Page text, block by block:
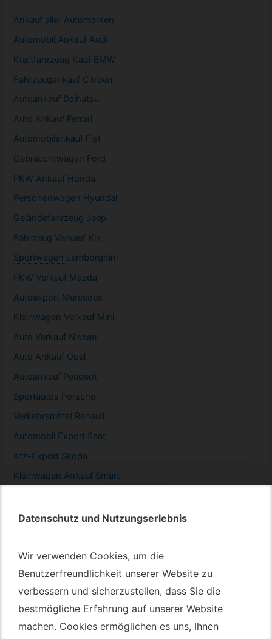
Datenschutz und Nutzungserlebnis
Wir verwenden Cookies, um die
Benutzerfreundlichkeit unserer Website zu
verbessern und sicherzustellen, dass Sie die
bestmögliche Erfahrung auf unserer Website
machen. Cookies ermöglichen es uns, Ihnen
Datenschutz und Nutzungserlebnis
Wir verwenden Cookies, um die
Benutzerfreundlichkeit unserer Website zu
verbessern und sicherzustellen, dass Sie die
bestmögliche Erfahrung auf unserer Website
machen. Cookies ermöglichen es uns, Ihnen
Ankauf aller Automarken
Automobil Ankauf Audi
Kraftfahrzeug Kauf BMW
Fahrzeugankauf Citroen
Autoankauf Daihatsu
Auto Ankauf Ferrari
Automobilankauf Fiat
Gebrauchtwagen Ford
PKW Ankauf Honda
Personenwagen Hyundai
Geländefahrzeug Jeep
Fahrzeug Verkauf Kia
Sportwagen Lamborghini
PKW Verkauf Mazda
Autoexport Mercedes
Kleinwagen Verkauf Mini
Auto Verkauf Nissan
Auto Ankauf Opel
Autoankauf Peugeot
Sportautos Porsche
Verkehrsmittel Renault
Automobil Export Seat
Kfz-Export Skoda
Kleinwagen Ankauf Smart
Autotransport Bochum
Autotransport Düsseldorf
Autotransport Essen
Autoexport Gelsenkirchen